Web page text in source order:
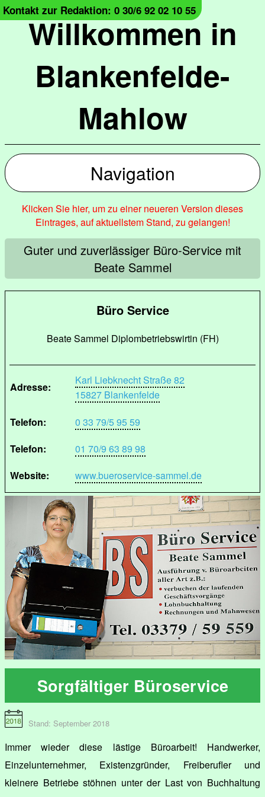
Willkommen in
Blankenfelde-
Mahlow
Kontakt zur Redaktion: 0 30/6 92 02 10 55
Navigation
Klicken Sie hier, um zu einer neueren Version dieses
Eintrages, auf aktuellstem Stand, zu gelangen!
Guter und zuverlässiger Büro-Service mit
Beate Sammel
Büro Service
Beate Sammel Diplombetriebswirtin (FH)
Adresse:
Karl Liebknecht Straße 82
15827 Blankenfelde
Telefon:
0 33 79/5 95 59
Telefon:
01 70/9 63 89 98
Website:
www.bueroservice-sammel.de
Sorgfältiger Büroservice
Stand: September 2018
Immer wieder diese lästige Büroarbeit! Handwerker,
Einzelunternehmer, Existenzgründer, Freiberufler und
kleinere Betriebe stöhnen unter der Last von Buchhaltung